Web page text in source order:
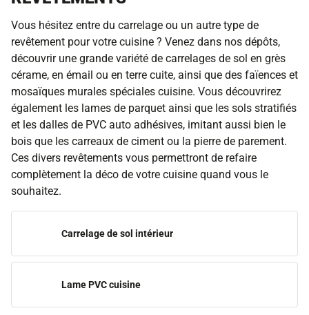
Vous hésitez entre du carrelage ou un autre type de
revêtement pour votre cuisine ? Venez dans nos dépôts,
découvrir une grande variété de carrelages de sol en grès
cérame, en émail ou en terre cuite, ainsi que des faïences et
mosaïques murales spéciales cuisine. Vous découvrirez
également les lames de parquet ainsi que les sols stratifiés
et les dalles de PVC auto adhésives, imitant aussi bien le
bois que les carreaux de ciment ou la pierre de parement.
Ces divers revêtements vous permettront de refaire
complètement la déco de votre cuisine quand vous le
souhaitez.
Carrelage de sol intérieur
Lame PVC cuisine